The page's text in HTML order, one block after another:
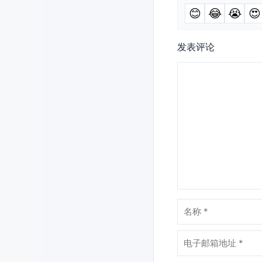
😊 😂 😭 😍
发表评论
称
子